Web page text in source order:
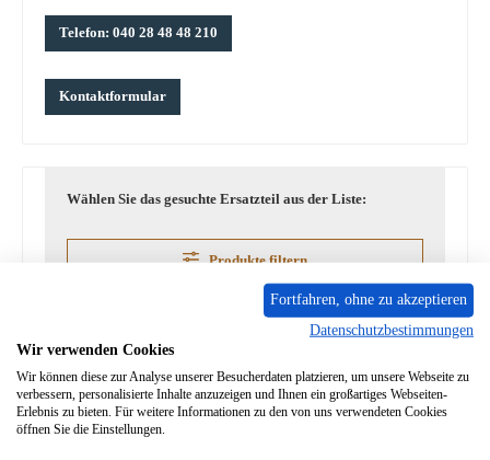
Telefon: 040 28 48 48 210
Kontaktformular
Wählen Sie das gesuchte Ersatzteil aus der Liste:
Produkte filtern
Fortfahren, ohne zu akzeptieren
Datenschutzbestimmungen
Wir verwenden Cookies
Wir können diese zur Analyse unserer Besucherdaten platzieren, um unsere Webseite zu
verbessern, personalisierte Inhalte anzuzeigen und Ihnen ein großartiges Webseiten-
Erlebnis zu bieten. Für weitere Informationen zu den von uns verwendeten Cookies
öffnen Sie die Einstellungen.